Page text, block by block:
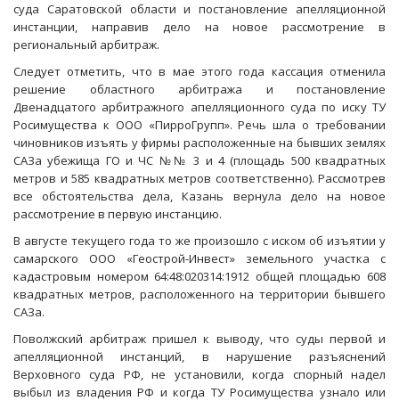
суда Саратовской области и постановление апелляционной
инстанции, направив дело на новое рассмотрение в
региональный арбитраж.
Следует отметить, что в мае этого года кассация отменила
решение областного арбитража и постановление
Двенадцатого арбитражного апелляционного суда по иску ТУ
Росимущества к ООО «ПирроГрупп». Речь шла о требовании
чиновников изъять у фирмы расположенные на бывших землях
САЗа убежища ГО и ЧС №№ 3 и 4 (площадь 500 квадратных
метров и 585 квадратных метров соответственно). Рассмотрев
все обстоятельства дела, Казань вернула дело на новое
рассмотрение в первую инстанцию.
В августе текущего года то же произошло с иском об изъятии у
самарского ООО «Геострой-Инвест» земельного участка с
кадастровым номером 64:48:020314:1912 общей площадью 608
квадратных метров, расположенного на территории бывшего
САЗа.
Поволжский арбитраж пришел к выводу, что суды первой и
апелляционной инстанций, в нарушение разъяснений
Верховного суда РФ, не установили, когда спорный надел
выбыл из владения РФ и когда ТУ Росимущества узнало или